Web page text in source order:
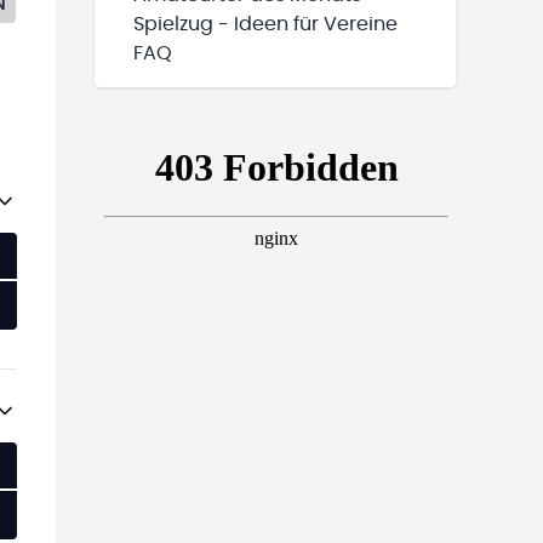
Spielzug - Ideen für Vereine
FAQ